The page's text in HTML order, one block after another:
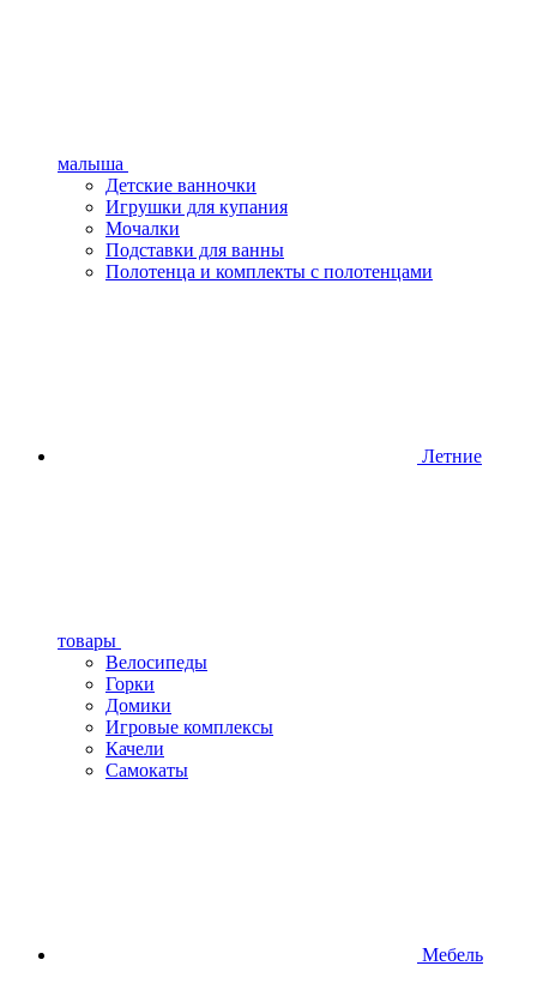
малыша
Детские ванночки
Игрушки для купания
Мочалки
Подставки для ванны
Полотенца и комплекты с полотенцами
Летние
товары
Велосипеды
Горки
Домики
Игровые комплексы
Качели
Самокаты
Мебель